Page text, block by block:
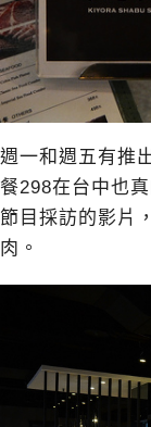
週一和週五有推
餐298在台中也
節目採訪的影片
肉。